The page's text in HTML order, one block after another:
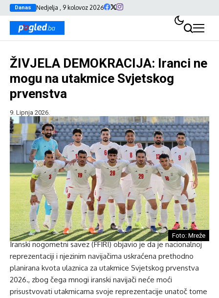
Danas Nedjelja , 9 kolovoz 2026
ŽIVJELA DEMOKRACIJA: Iranci ne
mogu na utakmice Svjetskog
prvenstva
9. Lipnja 2026.
Foto: Mreže
Iranski nogometni savez (FFIRI) objavio je da je nacionalnoj
reprezentaciji i njezinim navijačima uskraćena prethodno
planirana kvota ulaznica za utakmice Svjetskog prvenstva
2026., zbog čega mnogi iranski navijači neće moći
prisustvovati utakmicama svoje reprezentacije unatoč tome